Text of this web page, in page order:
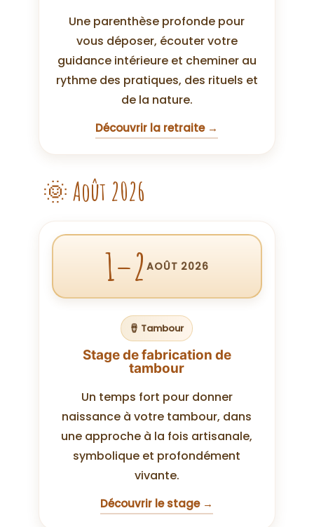
Une parenthèse profonde pour
vous déposer, écouter votre
guidance intérieure et cheminer au
rythme des pratiques, des rituels et
de la nature.
Découvrir la retraite →
🌞 Août 2026
1–2AOÛT 2026
🪘 Tambour
Stage de fabrication de
tambour
Un temps fort pour donner
naissance à votre tambour, dans
une approche à la fois artisanale,
symbolique et profondément
vivante.
Découvrir le stage →